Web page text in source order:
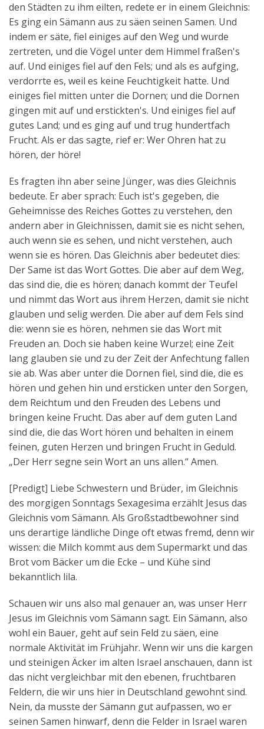
English
den Städten zu ihm eilten, redete er in einem Gleichnis:
Es ging ein Sämann aus zu säen seinen Samen. Und
indem er säte, fiel einiges auf den Weg und wurde
zertreten, und die Vögel unter dem Himmel fraßen's
auf. Und einiges fiel auf den Fels; und als es aufging,
verdorrte es, weil es keine Feuchtigkeit hatte. Und
einiges fiel mitten unter die Dornen; und die Dornen
gingen mit auf und erstickten's. Und einiges fiel auf
gutes Land; und es ging auf und trug hundertfach
Frucht. Als er das sagte, rief er: Wer Ohren hat zu
hören, der höre!
Es fragten ihn aber seine Jünger, was dies Gleichnis
bedeute. Er aber sprach: Euch ist's gegeben, die
Geheimnisse des Reiches Gottes zu verstehen, den
andern aber in Gleichnissen, damit sie es nicht sehen,
auch wenn sie es sehen, und nicht verstehen, auch
wenn sie es hören. Das Gleichnis aber bedeutet dies:
Der Same ist das Wort Gottes. Die aber auf dem Weg,
das sind die, die es hören; danach kommt der Teufel
und nimmt das Wort aus ihrem Herzen, damit sie nicht
glauben und selig werden. Die aber auf dem Fels sind
die: wenn sie es hören, nehmen sie das Wort mit
Freuden an. Doch sie haben keine Wurzel; eine Zeit
lang glauben sie und zu der Zeit der Anfechtung fallen
sie ab. Was aber unter die Dornen fiel, sind die, die es
hören und gehen hin und ersticken unter den Sorgen,
dem Reichtum und den Freuden des Lebens und
bringen keine Frucht. Das aber auf dem guten Land
sind die, die das Wort hören und behalten in einem
feinen, guten Herzen und bringen Frucht in Geduld.
„Der Herr segne sein Wort an uns allen.“ Amen.
[Predigt] Liebe Schwestern und Brüder, im Gleichnis
des morgigen Sonntags Sexagesima erzählt Jesus das
Gleichnis vom Sämann. Als Großstadtbewohner sind
uns derartige ländliche Dinge oft etwas fremd, denn wir
wissen: die Milch kommt aus dem Supermarkt und das
Brot vom Bäcker um die Ecke – und Kühe sind
bekanntlich lila.
Schauen wir uns also mal genauer an, was unser Herr
Jesus im Gleichnis vom Sämann sagt. Ein Sämann, also
wohl ein Bauer, geht auf sein Feld zu säen, eine
normale Aktivität im Frühjahr. Wenn wir uns die kargen
und steinigen Äcker im alten Israel anschauen, dann ist
das nicht vergleichbar mit den ebenen, fruchtbaren
Feldern, die wir uns hier in Deutschland gewohnt sind.
Nein, da musste der Sämann gut aufpassen, wo er
seinen Samen hinwarf, denn die Felder in Israel waren